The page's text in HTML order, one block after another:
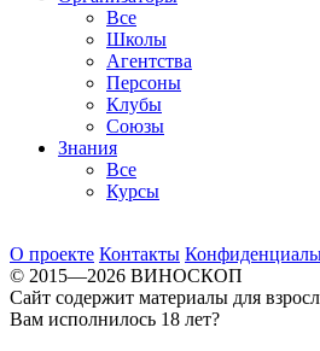
Все
Школы
Агентства
Персоны
Клубы
Союзы
Знания
Все
Курсы
О проекте Контакты
© 2015—2026 ВИНОСКОП
Сайт содержит материалы для
Вам исполнилось 18 лет?